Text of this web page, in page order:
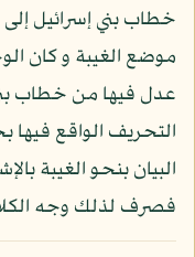
خطاب بني إسرائيل
موضع الغيبة و كان
عدل فيها من خطاب
التحريف الواقع فيها
البيان بنحو الغيبة
فصرف لذلك وجه